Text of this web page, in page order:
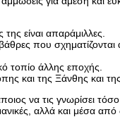
είναι απαράμιλλες.
που
τοπίο άλλης εποχής.
και της Ξάνθης και
να τις γνωρίσει
αλλά και μέσα από